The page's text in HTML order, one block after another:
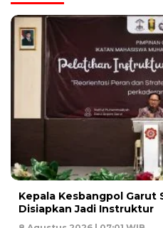
Kepala Kesbangpol Garut
Disiapkan Jadi Instruktur